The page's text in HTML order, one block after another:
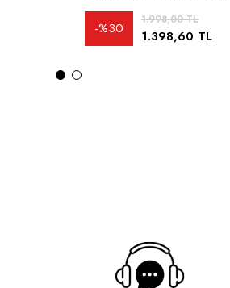
1.398,60 TL
1.998,00 TL
%30